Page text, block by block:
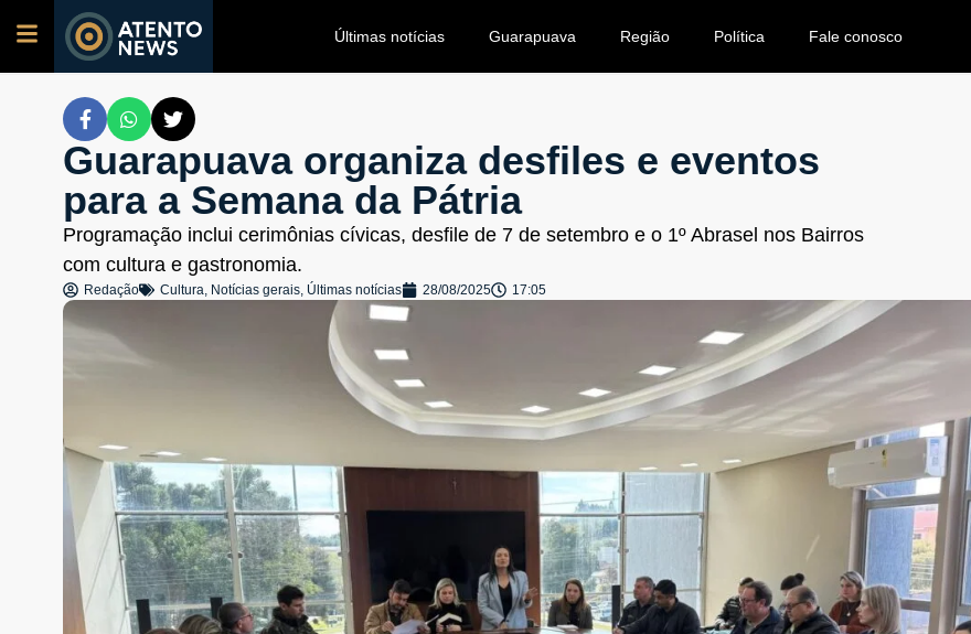
Últimas notícias Guarapuava Região Política Fale conosco
Guarapuava organiza desfiles e eventos
para a Semana da Pátria
Programação inclui cerimônias cívicas, desfile de 7 de setembro e o 1º Abrasel nos Bairros
com cultura e gastronomia.
Redação Cultura, Notícias gerais, Últimas notícias 28/08/2025 17:05